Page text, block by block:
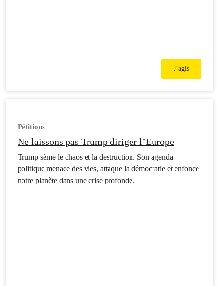
J’agis
Pétitions
Ne laissons pas Trump diriger l’Europe
Trump sème le chaos et la destruction. Son agenda
politique menace des vies, attaque la démocratie et enfonce
notre planète dans une crise profonde.